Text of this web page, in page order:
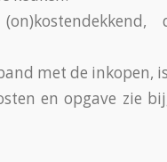
met de inkopen,
en opgave zie